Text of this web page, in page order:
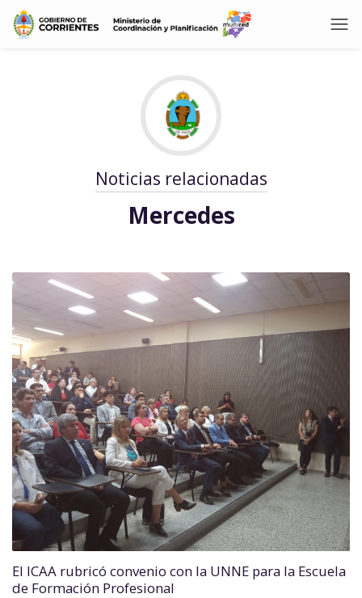
Noticias relacionadas
Mercedes
El ICAA rubricó convenio con la UNNE para la Escuela
de Formación Profesional